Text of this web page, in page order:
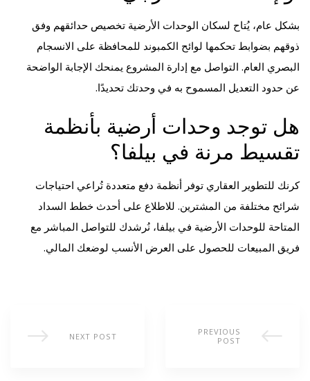
بشكل عام، يُتاح لسكان الوحدات الأرضية تخصيص حدائقهم وفق
ذوقهم بضوابط تحكمها لوائح الكمبوند للمحافظة على الانسجام
البصري العام. التواصل مع إدارة المشروع يمنحك الإجابة الواضحة
عن حدود التعديل المسموح به في وحدتك تحديدًا.
هل توجد وحدات أرضية بأنظمة
تقسيط مرنة في بيلفا؟
كرنك للتطوير العقاري توفر أنظمة دفع متعددة تُراعي احتياجات
شرائح مختلفة من المشترين. للاطلاع على أحدث خطط السداد
المتاحة للوحدات الأرضية في بيلفا، نُرشدك للتواصل المباشر مع
فريق المبيعات للحصول على العرض الأنسب لوضعك المالي.
PREVIOUS
POST
NEXT POST